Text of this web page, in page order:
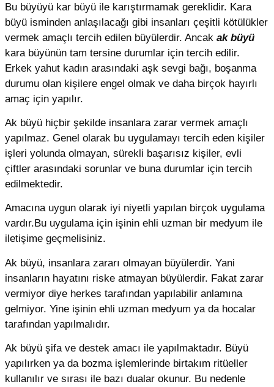
Bu büyüyü kar büyü ile karıştırmamak gereklidir. Kara
büyü isminden anlaşılacağı gibi insanları çeşitli kötülükler
vermek amaçlı tercih edilen büyülerdir. Ancak ak büyü
kara büyünün tam tersine durumlar için tercih edilir.
Erkek yahut kadın arasındaki aşk sevgi bağı, boşanma
durumu olan kişilere engel olmak ve daha birçok hayırlı
amaç için yapılır.
Ak büyü hiçbir şekilde insanlara zarar vermek amaçlı
yapılmaz. Genel olarak bu uygulamayı tercih eden kişiler
işleri yolunda olmayan, sürekli başarısız kişiler, evli
çiftler arasındaki sorunlar ve buna durumlar için tercih
edilmektedir.
Amacına uygun olarak iyi niyetli yapılan birçok uygulama
vardır.Bu uygulama için işinin ehli uzman bir medyum ile
iletişime geçmelisiniz.
Ak büyü, insanlara zararı olmayan büyülerdir. Yani
insanların hayatını riske atmayan büyülerdir. Fakat zarar
vermiyor diye herkes tarafından yapılabilir anlamına
gelmiyor. Yine işinin ehli uzman medyum ya da hocalar
tarafından yapılmalıdır.
Ak büyü şifa ve destek amacı ile yapılmaktadır. Büyü
yapılırken ya da bozma işlemlerinde birtakım ritüeller
kullanılır ve sırası ile bazı dualar okunur. Bu nedenle